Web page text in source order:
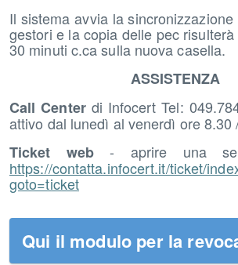
Il sistema avvia la
gestori e la copia delle pec
30 minuti c.ca sulla nuova casella.
ASSISTENZA
Call Centerdi Infocert Tel:
attivo dal lunedì al venerdì ore 8.30
Ticket web - aprire una
https://contatta.infocert.it/ticket/
goto=ticket
Qui il modulo per la